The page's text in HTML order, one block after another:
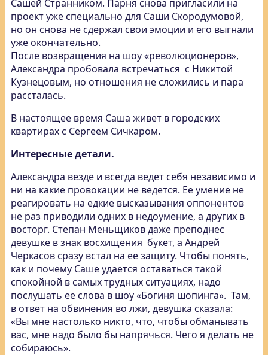
Сашей Странником. Парня снова пригласили на
проект уже специально для Саши Скородумовой,
но он снова не сдержал свои эмоции и его выгнали
уже окончательно.
После возвращения на шоу «революционеров»,
Александра пробовала встречаться с Никитой
Кузнецовым, но отношения не сложились и пара
рассталась.
В настоящее время Саша живет в городских
квартирах с Сергеем Сичкаром.
Интересные детали.
Александра везде и всегда ведет себя независимо и
ни на какие провокации не ведется. Ее умение не
реагировать на едкие высказывания оппонентов
не раз приводили одних в недоумение, а других в
восторг. Степан Меньщиков даже преподнес
девушке в знак восхищения букет, а Андрей
Черкасов сразу встал на ее защиту. Чтобы понять,
как и почему Саше удается оставаться такой
спокойной в самых трудных ситуациях, надо
послушать ее слова в шоу «Богиня шопинга». Там,
в ответ на обвинения во лжи, девушка сказала:
«Вы мне настолько никто, что, чтобы обманывать
вас, мне надо было бы напрячься. Чего я делать не
собираюсь».